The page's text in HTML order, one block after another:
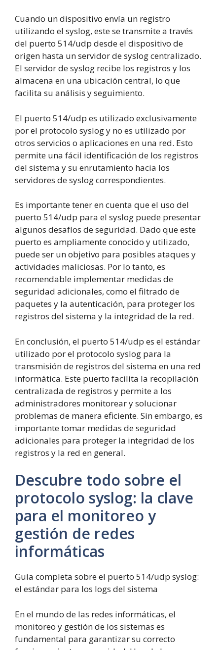
Cuando un dispositivo envía un registro
utilizando el syslog, este se transmite a través
del puerto 514/udp desde el dispositivo de
origen hasta un servidor de syslog centralizado.
El servidor de syslog recibe los registros y los
almacena en una ubicación central, lo que
facilita su análisis y seguimiento.
El puerto 514/udp es utilizado exclusivamente
por el protocolo syslog y no es utilizado por
otros servicios o aplicaciones en una red. Esto
permite una fácil identificación de los registros
del sistema y su enrutamiento hacia los
servidores de syslog correspondientes.
Es importante tener en cuenta que el uso del
puerto 514/udp para el syslog puede presentar
algunos desafíos de seguridad. Dado que este
puerto es ampliamente conocido y utilizado,
puede ser un objetivo para posibles ataques y
actividades maliciosas. Por lo tanto, es
recomendable implementar medidas de
seguridad adicionales, como el filtrado de
paquetes y la autenticación, para proteger los
registros del sistema y la integridad de la red.
En conclusión, el puerto 514/udp es el estándar
utilizado por el protocolo syslog para la
transmisión de registros del sistema en una red
informática. Este puerto facilita la recopilación
centralizada de registros y permite a los
administradores monitorear y solucionar
problemas de manera eficiente. Sin embargo, es
importante tomar medidas de seguridad
adicionales para proteger la integridad de los
registros y la red en general.
Descubre todo sobre el
protocolo syslog: la clave
para el monitoreo y
gestión de redes
informáticas
Guía completa sobre el puerto 514/udp syslog:
el estándar para los logs del sistema
En el mundo de las redes informáticas, el
monitoreo y gestión de los sistemas es
fundamental para garantizar su correcto